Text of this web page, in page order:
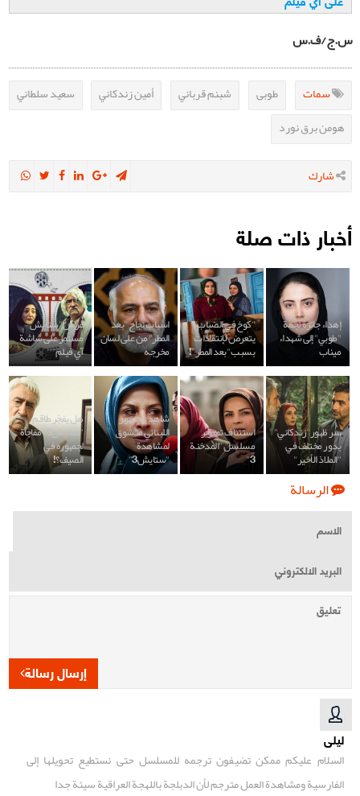
س.ج/ف.س
سمات طوبى شبنم قرباني أمين زندكاني
سعيد سلطاني
هومن برق نورد
شارك
أخبار ذات صلة
إهداء جائزة نجمة
"طوبي" إلى شهداء
ميناب
"كوخ في الضباب"
يتعرض لإنتقادات
بسبب "بعد المطر"!
اسباب نجاح "بعد
المطر" من على لسان
مخرجه
عرض "ستايش"
مستمر على شاشة
آي فيلم
سر ظهور"زندكاني"
بدور مختلف في
"الملاذ الأخير"
استئناف تصوير
مسلسل "المدخنة
3"
شاهد:الجمهور
اللبناني متشوق
لمشاهدة
"ستايش3"
هل يفجّر طاقم
"ستايش3" مفاجأة
لجمهوره في
الصيف؟!
الرسالة
إرسال رسالة
ليلى
السلام عليكم ممكن تضيفون ترجمه للمسلسل حتى نستطيع تحويلها إلى
الفارسية ومشاهدة العمل مترجم لأن الدبلجة باللهجة العراقية سيئة جدا